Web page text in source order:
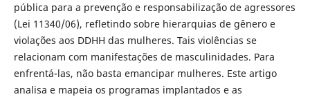
pública para a prevenção e responsabilização de agressores
(Lei 11340/06), refletindo sobre hierarquias de gênero e
violações aos DDHH das mulheres. Tais violências se
relacionam com manifestações de masculinidades. Para
enfrentá-las, não basta emancipar mulheres. Este artigo
analisa e mapeia os programas implantados e as